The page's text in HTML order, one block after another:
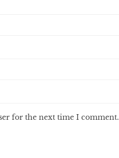
for the next time I comment.